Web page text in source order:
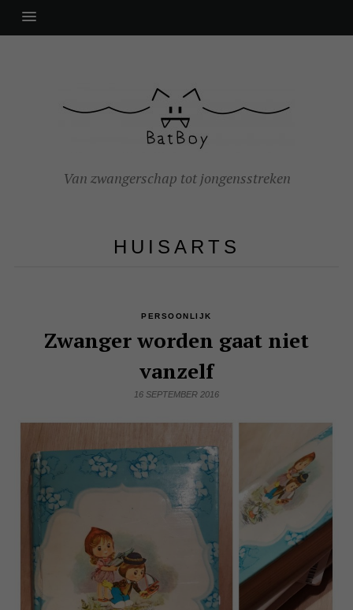
Van zwangerschap tot jongensstreken
HUISARTS
PERSOONLIJK
Zwanger worden gaat niet
vanzelf
16 SEPTEMBER 2016